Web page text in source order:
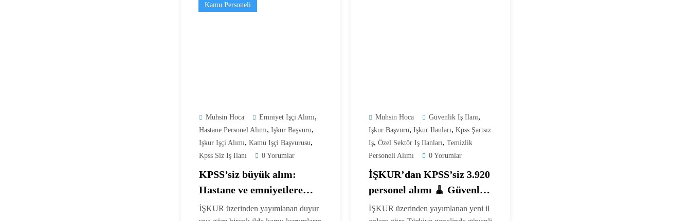
Kamu Personeli
Muhsin Hoca Emniyet Işçi Alımı,
Hastane Personel Alımı, Işkur Başvuru,
Işkur Işçi Alımı, Kamu Işçi Başvurusu,
Kpss Siz Iş Ilanı 0 Yorumlar
KPSS’siz büyük alım:
Hastane ve emniyetlere
personel alınacak 🧾
İŞKUR üzerinden yayımlanan duyur
Muhsin Hoca Güvenlik Iş Ilanı,
Işkur Başvuru, Işkur Ilanları, Kpss Şartsız
Iş, Özel Sektör Iş Ilanları, Temizlik
Personeli Alımı
0 Yorumlar
İŞKUR’dan KPSS’siz 3.920
personel alımı 🧹 Güvenlik
ve temizlik kadroları
İŞKUR üzerinden yayımlanan yeni il